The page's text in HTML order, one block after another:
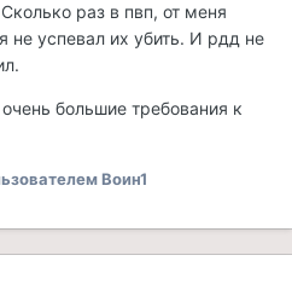
раз в пвп, от меня
не успевал их убить. И рдд не
большие требования к
Воин1